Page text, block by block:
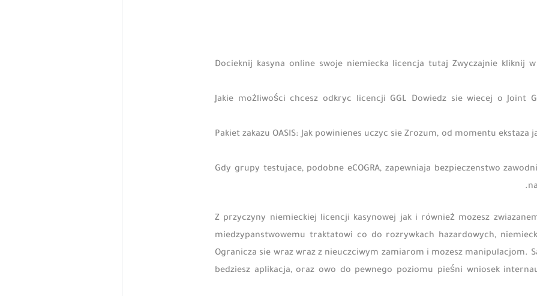
Docieknij kasyna online swoje niemiecka licencja tutaj Zwyczajnie kliknij
Jakie możliwości chcesz odkryc licencji GGL Dowiedz sie wiecej o Joint
Pakiet zakazu OASIS: Jak powinienes uczyc sie Zrozum, od momentu
Gdy grupy testujace, podobne eCOGRA, zapewniaja bezpieczenstwo
Z przyczyny niemieckiej licencji kasynowej jak i również mozesz
miedzypanstwowemu traktatowi co do rozrywkach hazardowych,
Ogranicza sie wraz wraz z nieuczciwym zamiarom i mozesz manipulacjom.
bedziesz aplikacja, oraz owo do pewnego poziomu pieśni wniosek